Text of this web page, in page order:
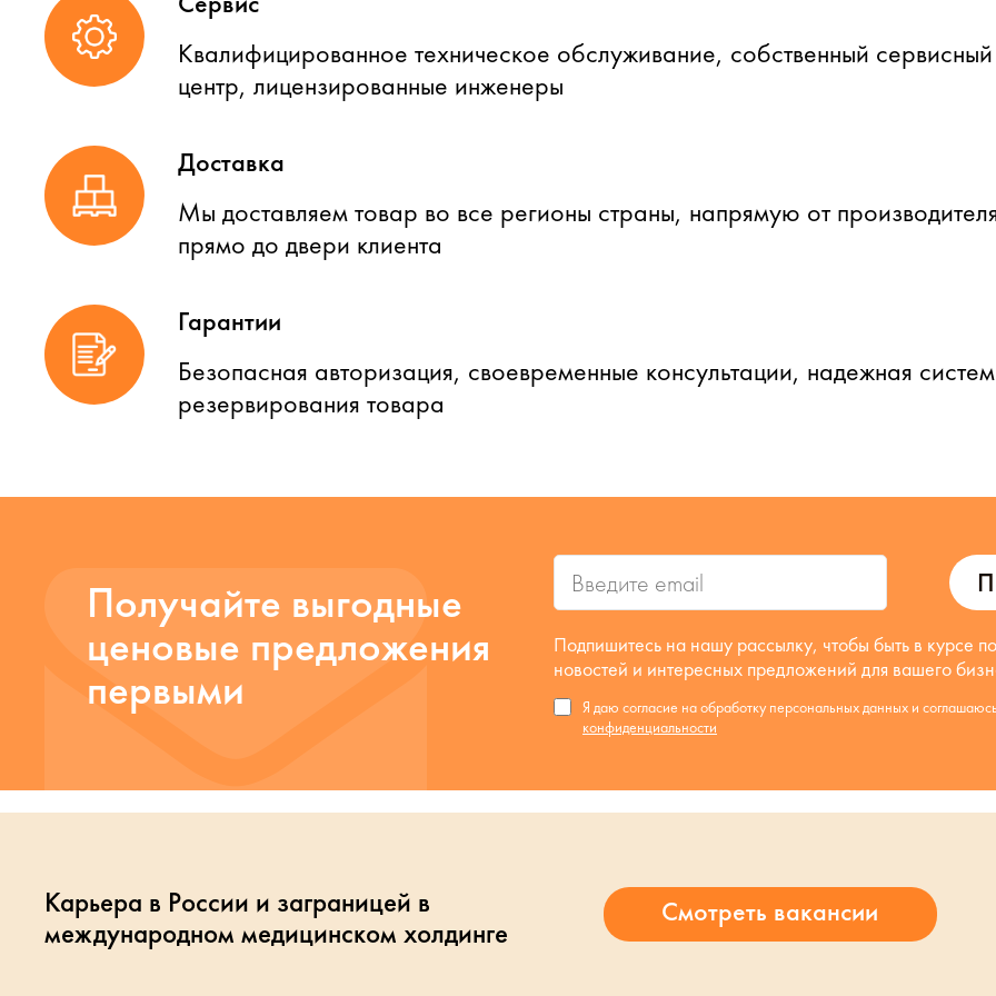
Квалифицированное техническое обслуживание, собственный сервисный
центр, лицензированные инженеры
Доставка
Мы доставляем товар во все регионы страны, напрямую от
прямо до двери клиента
Гарантии
Безопасная авторизация, своевременные консультации, надежная
резервирования товара
Получайте выгодные
ценовые предложения
первыми
Подпишитесь на нашу рассылку, чтобы быть в курсе
новостей и интересных предложений для вашего
Я даю согласие на обработку персональных данных и
конфиденциальности
Карьера в России и заграницей в
международном медицинском холдинге